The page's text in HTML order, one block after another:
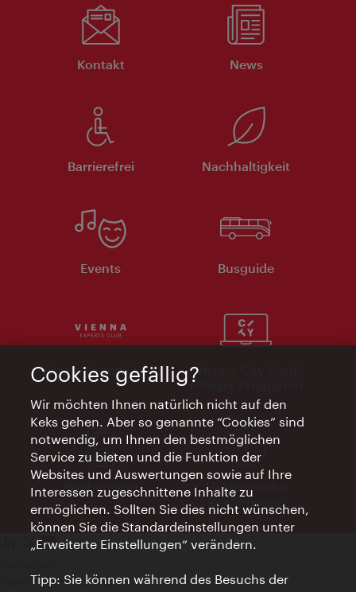
Kontakt News
Barrierefrei Nachhaltigkeit
Events Busguide
Vienna Experts Club
Vienna City Card
Affiliate Programm
Werbemittel
Elektronische
Rechnungen
Datenschutzerklärung
Cookies gefällig?
Wir möchten Ihnen natürlich nicht auf den
Keks gehen. Aber so genannte “Cookies” sind
notwendig, um Ihnen den bestmöglichen
Service zu bieten und die Funktion der
Websites und Auswertungen sowie auf Ihre
Interessen zugeschnittene Inhalte zu
ermöglichen. Sollten Sie dies nicht wünschen,
können Sie die Standardeinstellungen unter
„Erweiterte Einstellungen“ verändern.
Tipp: Sie können während des Besuchs der